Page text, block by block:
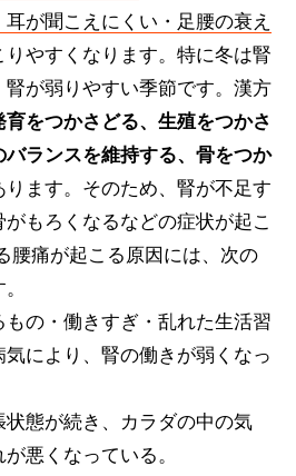
耳が聞こえにくい・足腰の衰え
りやすくなります。特に冬は腎
が弱りやすい季節です。漢方
育をつかさどる、生殖をつかさ
バランスを維持する、骨をつか
ります。そのため、腎が不足す
もろくなるなどの症状が起こ
腰痛が起こる原因には、次の
もの・働きすぎ・乱れた生活習
により、腎の働きが弱くなっ
状態が続き、カラダの中の気
悪くなっている。